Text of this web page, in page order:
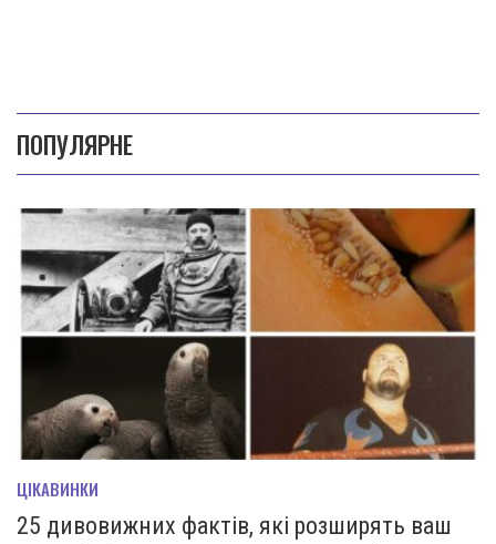
ПОПУЛЯРНЕ
ЦІКАВИНКИ
25 дивовижних фактів, які розширять ваш